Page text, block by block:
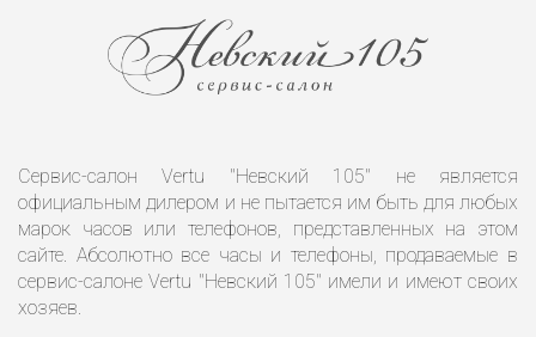
Сервис-салон Vertu "Невский 105" не является
официальным дилером и не пытается им быть для любых
марок часов или телефонов, представленных на этом
сайте. Абсолютно все часы и телефоны, продаваемые в
сервис-салоне Vertu "Невский 105" имели и имеют своих
хозяев.